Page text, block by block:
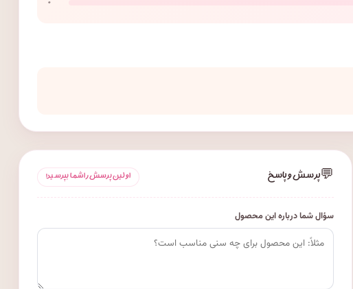
۰
💬پرسش و پاسخ اولین پرسش را شما بپرسید!
سؤال شما درباره این محصول